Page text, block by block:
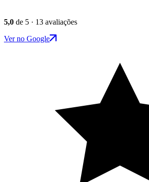
5,0 de 5 · 13 avaliações
Ver no Google